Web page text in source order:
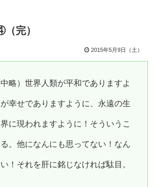
完）
2015年5月9日（土）
中略）世界人類が平和でありますよ
幸せでありますように、永遠の生
に現われますように！そういうこ
。他になんにも思ってない！なん
！それを肝に銘じなければ駄目。